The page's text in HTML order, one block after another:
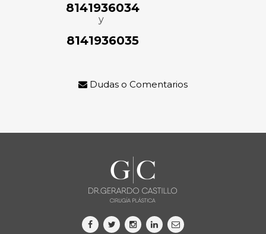
8141936034
y
8141936035
Dudas o Comentarios